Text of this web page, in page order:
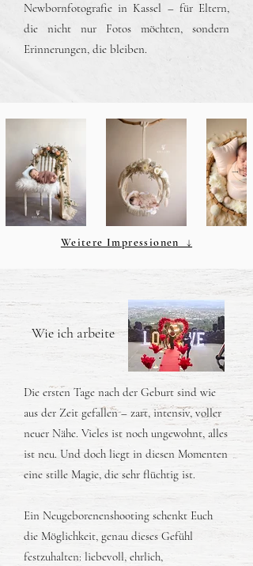
Newbornfotografie in Kassel – für Eltern,
die nicht nur Fotos möchten, sondern
Erinnerungen, die bleiben.
Weitere Impressionen ↓
Wie ich arbeite
Die ersten Tage nach der Geburt sind wie
aus der Zeit gefallen – zart, intensiv, voller
neuer Nähe. Vieles ist noch ungewohnt, alles
ist neu. Und doch liegt in diesen Momenten
eine stille Magie, die sehr flüchtig ist.
Ein Neugeborenenshooting schenkt Euch
die Möglichkeit, genau dieses Gefühl
festzuhalten: liebevoll, ehrlich,